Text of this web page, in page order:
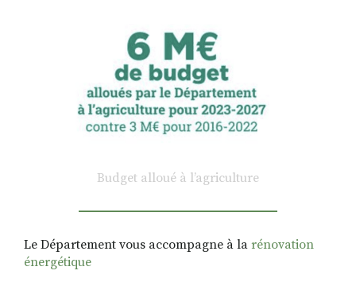
Budget alloué à l’agriculture
Le Département vous accompagne à la rénovation
énergétique